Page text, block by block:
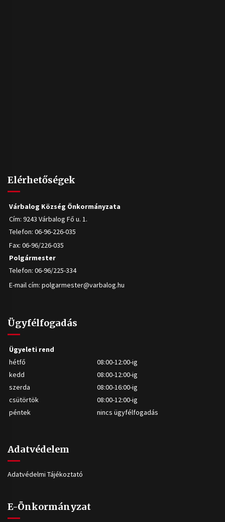
Elérhetőségek
Várbalog Község Önkormányzata
Cím: 9243 Várbalog Fő u. 1.
Telefon: 06-96-226-035
Fax: 06-96/226-035
Polgármester
Telefon: 06-96/225-334
E-mail cím: polgarmester@varbalog.hu
Ügyfélfogadás
Ügyeleti rend
hétfő
08:00-12:00-ig
kedd
08:00-12:00-ig
szerda
08:00-16:00-ig
csütörtök
08:00-12:00-ig
péntek
nincs ügyfélfogadás
Adatvédelem
Adatvédelmi Tájékoztató
E-Önkormányzat